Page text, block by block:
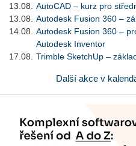
13.08.
AutoCAD – kurz pro
13.08.
Autodesk Fusion 360 –
14.08.
Autodesk Fusion 360 –
Autodesk Inventor
17.08.
Trimble SketchUp –
Další akce v